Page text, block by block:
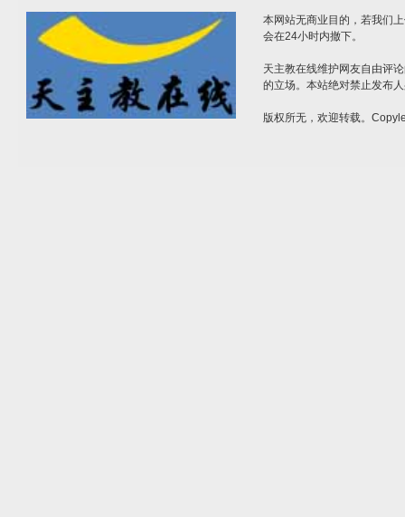
本网站无商业目的，若我们
会在24小时内撤下。
天主教在线维护网友自由评
的立场。本站绝对禁止发布
版权所无，欢迎转载。